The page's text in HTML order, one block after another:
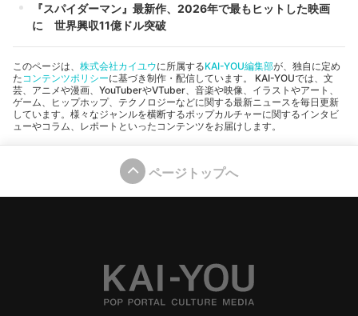
『スパイダーマン』最新作、2026年で最もヒットした映画
に 世界興収11億ドル突破
このページは、 株式会社カイユウに所属するKAI-YOU編集部が、独自に定め
た コンテンツポリシーに基づき制作・配信しています。 KAI-YOUでは、文
芸、アニメや漫画、YouTuberやVTuber、音楽や映像、イラストやアート、
ゲーム、ヒップホップ、テクノロジーなどに関する最新ニュースを毎日更新
しています。様々なジャンルを横断するポップカルチャーに関するインタビ
ューやコラム、レポートといったコンテンツをお届けします。
ページトップへ